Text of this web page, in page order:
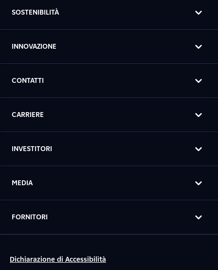
SOSTENIBILITÀ
INNOVAZIONE
CONTATTI
CARRIERE
INVESTITORI
MEDIA
FORNITORI
Dichiarazione di Accessibilità